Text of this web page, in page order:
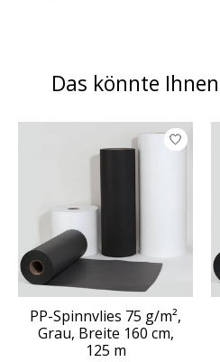
Das könnte
Produkt-Karussell-Artikel
PP-Spinnvlies 75 g/m²,
Grau, Breite 160 cm,
125 m